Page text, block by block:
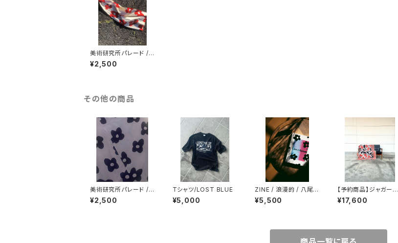
美術研究所パレード /
注染てぬぐい / あ さ と
ひ か り
¥2,500
その他の商品
美術研究所パレード /
注染てぬぐい / や み と
か げ
¥2,500
Tシャツ/LOST BLUE
¥5,000
ZINE / 浪漫的 / 八尾武
志 & ina takayuki
¥5,500
【予約商品】ジャガード
ブランケット/MIRAGE
THE WORLD(朱)
¥17,600